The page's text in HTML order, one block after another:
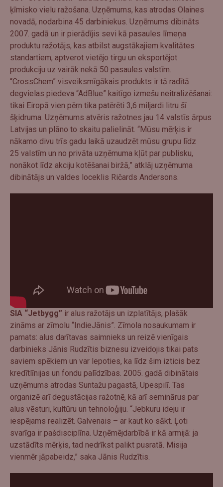
ķīmisko vielu ražošana. Uzņēmums, kas atrodas Olaines
novadā, nodarbina 45 darbiniekus. Uzņēmums dibināts
2007. gadā un ir pierādījis sevi kā pasaules līmeņa
produktu ražotājs, kas atbilst augstākajiem kvalitātes
standartiem, aptverot vietējo tirgu un eksportējot
produkciju uz vairāk nekā 50 pasaules valstīm.
“CrossChem” visveiksmīgākais produkts ir tā radītā
degvielas piedeva “AdBlue” kaitīgo izmešu neitralizēšanai:
tikai Eiropā vien pērn tika patērēti 3,6 miljardi litru šī
šķidruma. Uzņēmums atvēris ražotnes jau 14 valstīs ārpus
Latvijas un plāno to skaitu palielināt. “Mūsu mērķis ir
nākamo divu trīs gadu laikā uzaudzēt mūsu grupu līdz
25 valstīm un no privāta uzņēmuma kļūt par publisku,
nonākot līdz akciju kotēšanai biržā,” atklāj uzņēmuma
dibinātājs un valdes loceklis Ričards Andersons.
SIA “Jetbygg” ir alus ražotājs un izplatītājs, plašāk
zināms ar zīmolu “IndieJānis”. Zīmola nosaukumam ir
pamats: alus darītavas saimnieks un reizē vienīgais
darbinieks Jānis Rudzītis biznesu izveidojis tikai pats
saviem spēkiem un var lepoties, ka līdz šim izticis bez
kredītlīnijas un fondu palīdzības. 2005. gadā dibinātais
uzņēmums atrodas Suntažu pagastā, Upespilī. Tas
organizē arī degustācijas ražotnē, kā arī seminārus par
alus vēsturi, kultūru un tehnoloģiju. “Jebkuru ideju ir
iespējams realizēt. Galvenais – ar kaut ko sākt. Ļoti
svarīga ir pašdisciplīna. Uzņēmējdarbībā ir kā armijā: ja
uzstādīts mērķis, tad nedrīkst palikt pusratā. Misija
vienmēr jāpabeidz,” saka Jānis Rudzītis.